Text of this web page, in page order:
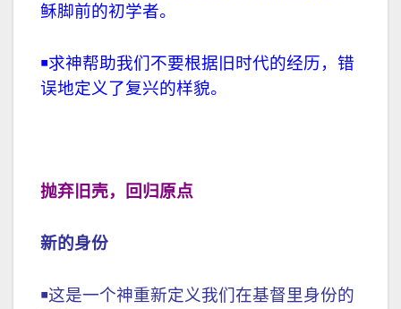
稣脚前的初学者。
￭求神帮助我们不要根据旧时代的经历，错
误地定义了复兴的样貌。
抛弃旧壳，回归原点
新的身份
￭这是一个神重新定义我们在基督里身份的